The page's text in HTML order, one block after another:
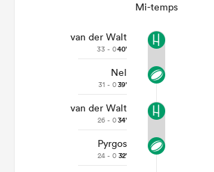
Mi-temps
van der Walt
33 - 040'
Nel
31 - 039'
van der Walt
26 - 034'
Pyrgos
24 - 0 32'